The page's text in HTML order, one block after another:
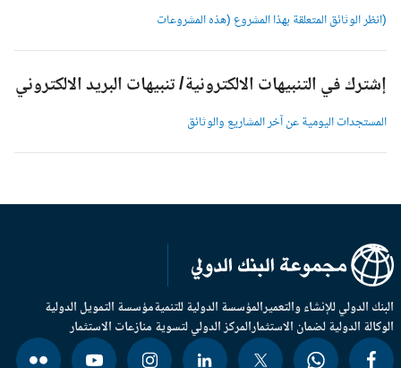
(انظر الوثائق المتعلقة بهذا المشروع (هذه المشروعات
إشترك في التنبيهات الالكترونية/ تنبيهات البريد الالكتروني
المستجدات اليومية عن آخر المشاريع والوثائق
الدولي للإنشاء والتعميرالمؤسسة الدولية للتنميةمؤسسة التمويل الدولية
الدولية لضمان الاستثمارالمركز الدولي لتسوية منازعات الاستثمار